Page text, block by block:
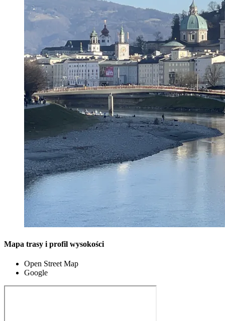
Mapa trasy i profil wysokości
Open Street Map
Google